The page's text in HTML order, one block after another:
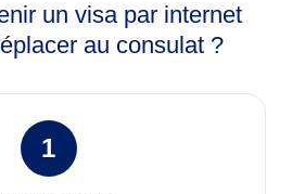
visa en ligne sans vous
au consulat.
dans toutes vos
démarches.
un visa par internet
au consulat ?
1